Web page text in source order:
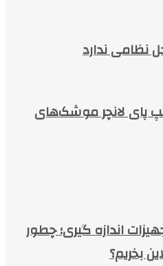
نظامی ندارد
پای لانچر موشک‌های
اندازه گیری؛ چطور
بخریم؟